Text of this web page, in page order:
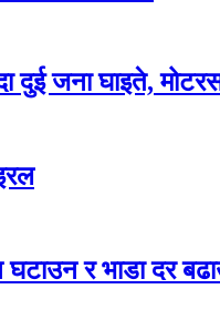
दुई जना घाइते,
र भाडा दर